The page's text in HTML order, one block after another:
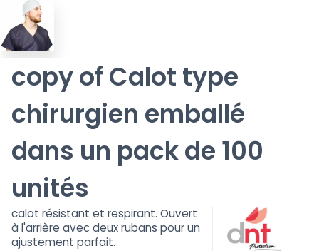
copy of Calot type
chirurgien emballé
dans un pack de 100
unités
calot résistant et respirant. Ouvert
à l'arrière avec deux rubans pour un
ajustement parfait.